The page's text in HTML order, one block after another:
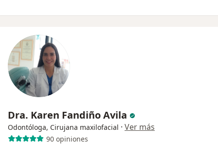
Dra. Karen Fandiño Avila
Odontóloga, Cirujana maxilofacial · Ver más
90 opiniones